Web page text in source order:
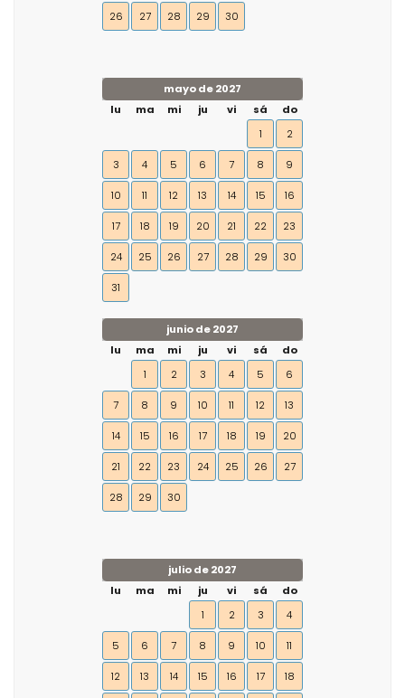
26 27 28 29 30
mayo de 2027
lu
ma mi ju vi sá
do
1
2
3 4 5 6 7 8 9
10 11 12 13 14 15 16
17 18 19 20 21 22 23
24 25 26 27 28 29 30
31
junio de 2027
lu
ma mi ju vi sá
do
1
2 3 4 5 6
7 8 9 10 11 12 13
14 15 16 17 18 19 20
21 22 23 24 25 26 27
28 29 30
julio de 2027
lu
ma mi ju vi sá
do
1
2 3 4
5 6 7 8 9 10 11
12 13 14 15 16 17 18